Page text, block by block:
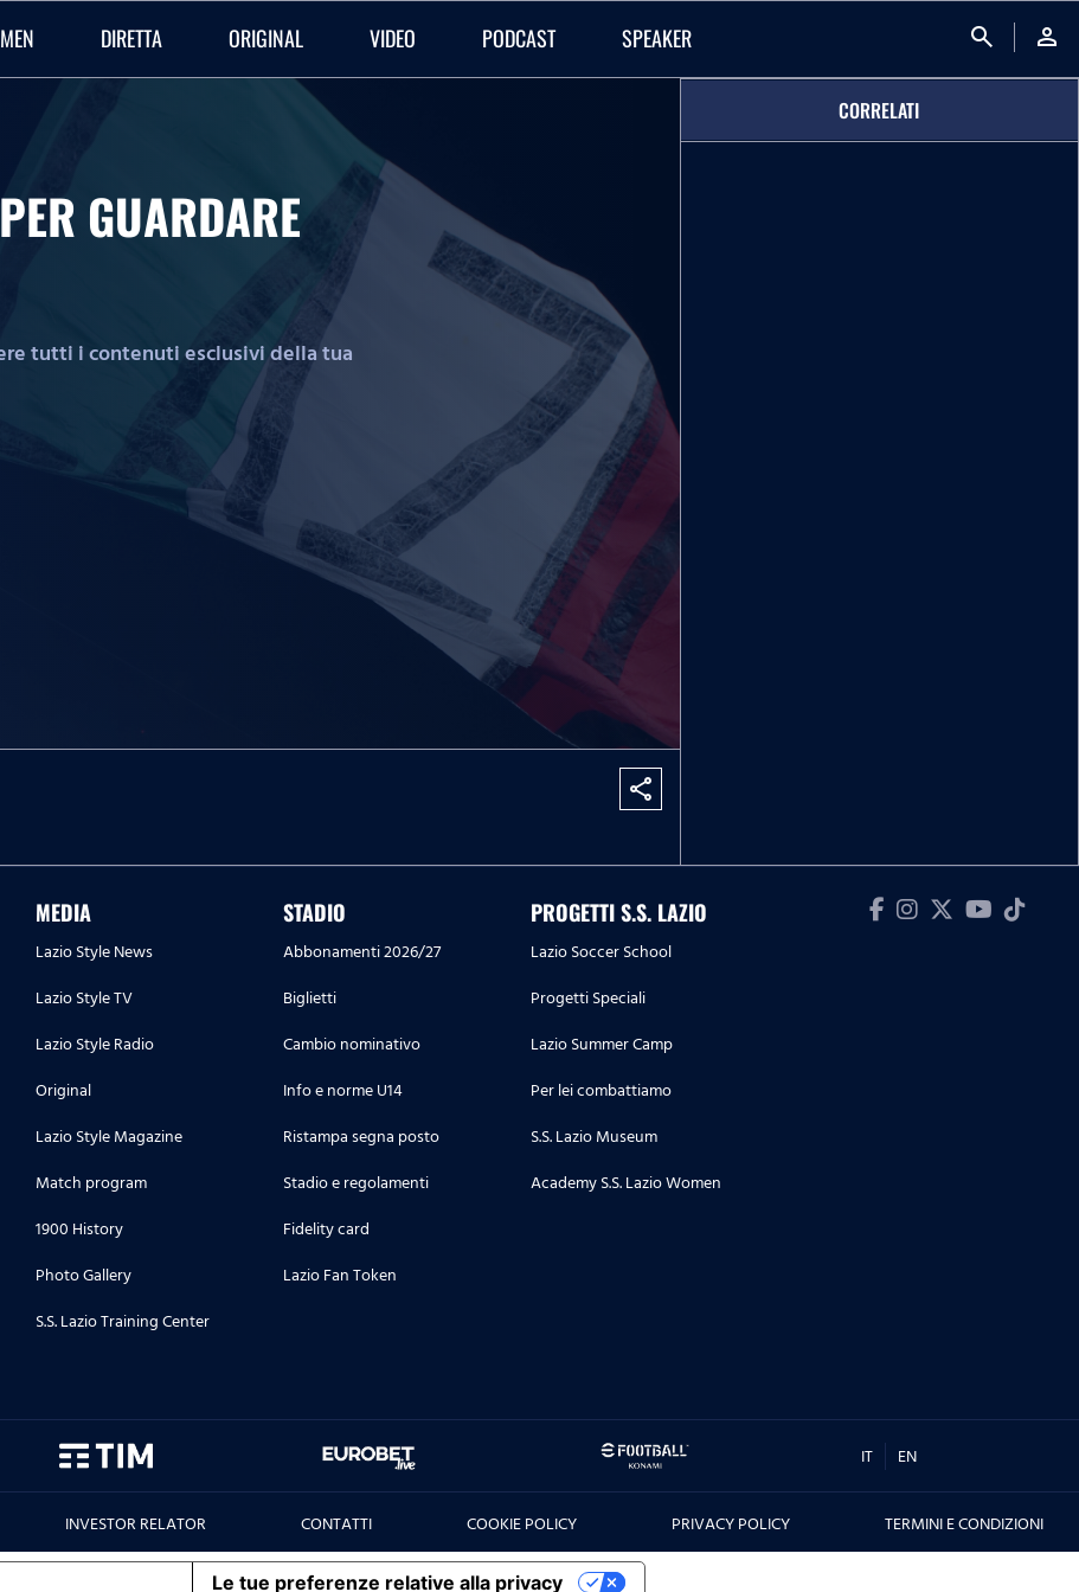
DIRETTA ORIGINAL VIDEO PODCAST SPEAKER search person
GUARDARE
tutti i contenuti esclusivi della tua
share
CORRELATI
MEDIA
Lazio Style News
Lazio Style TV
Lazio Style Radio
Original
Lazio Style Magazine
Match program
1900 History
Photo Gallery
S.S. Lazio Training Center
STADIO
Abbonamenti 2026/27
Biglietti
Cambio nominativo
Info e norme U14
Ristampa segna posto
Stadio e regolamenti
Fidelity card
Lazio Fan Token
PROGETTI S.S. LAZIO
Lazio Soccer School
Progetti Speciali
Lazio Summer Camp
Per lei combattiamo
S.S. Lazio Museum
Academy S.S. Lazio Women
IT EN
INVESTOR RELATOR CONTATTI COOKIE POLICY PRIVACY POLICY TERMINI E CONDIZIONI
Le tue preferenze relative alla privacy